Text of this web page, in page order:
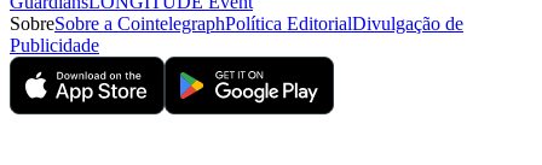
SobreSobre a CointelegraphPolítica EditorialDivulgação de
Publicidade